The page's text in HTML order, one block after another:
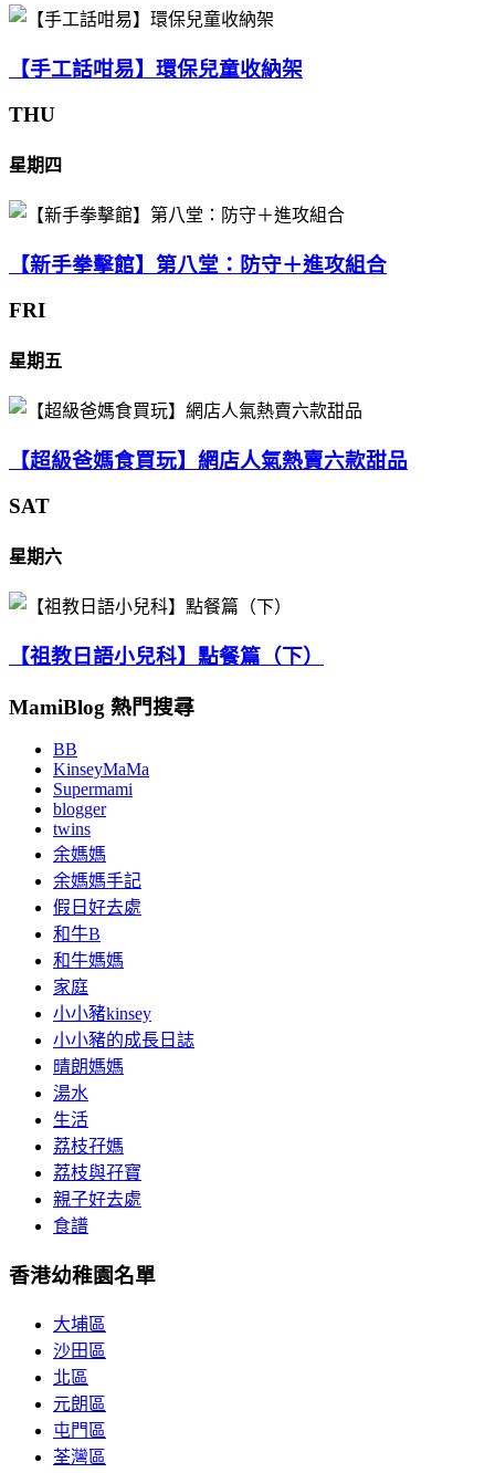
【手工話咁易】環保兒童收納架
THU
星期四
【新手拳擊館】第八堂：防守＋進攻組合
FRI
星期五
【超級爸媽食買玩】網店人氣熱賣六款甜品
SAT
星期六
【祖教日語小兒科】點餐篇（下）
MamiBlog 熱門搜尋
BB
KinseyMaMa
Supermami
blogger
twins
余媽媽
余媽媽手記
假日好去處
和牛B
和牛媽媽
家庭
小小豬kinsey
小小豬的成長日誌
晴朗媽媽
湯水
生活
荔枝孖媽
荔枝與孖寶
親子好去處
食譜
香港幼稚園名單
大埔區
沙田區
北區
元朗區
屯門區
荃灣區